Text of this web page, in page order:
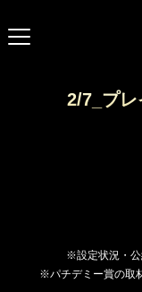
2/7_プレ
※設定状況・公
※パチデミー賞の取